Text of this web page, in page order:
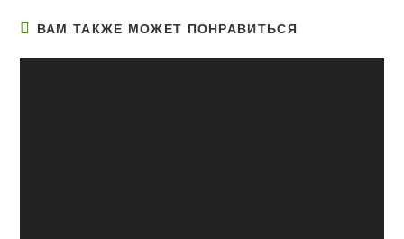
ВАМ ТАКЖЕ МОЖЕТ ПОНРАВИТЬСЯ